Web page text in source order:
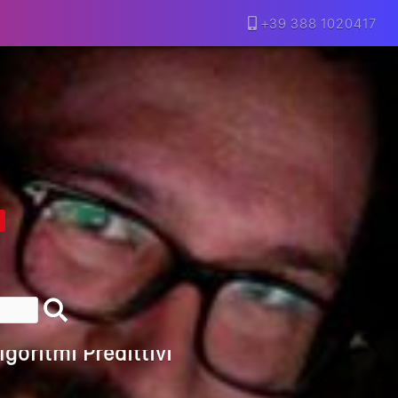
+39 388 1020417
Motivazione…
Franzese
Davvero
Vecchia SEO
Predittivi
L’AI E I Contenuti…